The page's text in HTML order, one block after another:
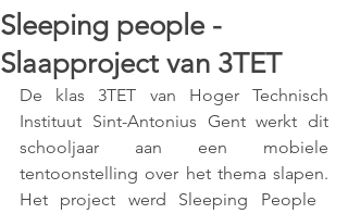
Sleeping people -
Slaapproject van 3TET
De klas 3TET van Hoger Technisch
Instituut Sint-Antonius Gent werkt dit
schooljaar aan een mobiele
tentoonstelling over het thema slapen.
Het project werd ​Sleeping People ​